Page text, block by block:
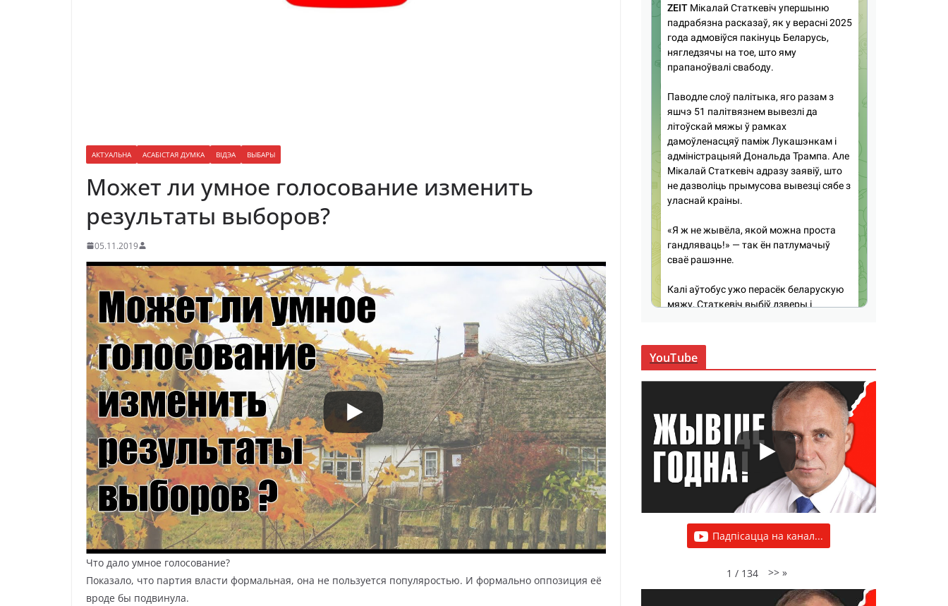
АКТУАЛЬНА АСАБІСТАЯ ДУМКА ВІДЭА ВЫБАРЫ
Может ли умное голосование изменить
результаты выборов?
05.11.2019
Что дало умное голосование?
Показало, что партия власти формальная, она не пользуется популяростью. И формально оппозиция её
вроде бы подвинула.
YouTube
Падпісацца на канал...
1 / 134 >> »